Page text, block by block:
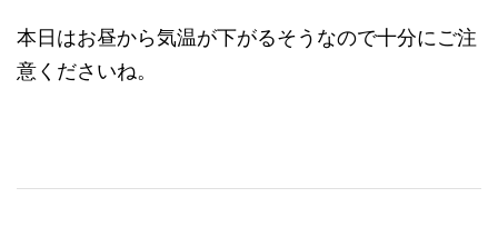
本日はお昼から気温が下がるそうなので十分にご注
意くださいね。